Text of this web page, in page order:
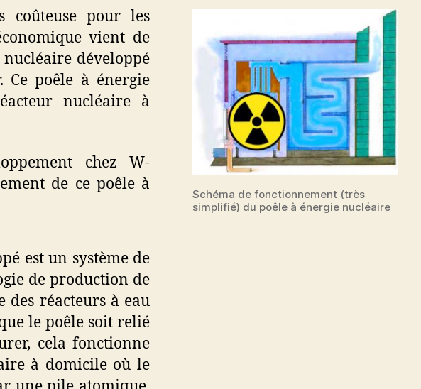
économique
Schéma de fonctionnement (très
simplifié) du poêle à énergie nucléaire
coûteuse pour les
vient de
développé
Ce poêle à énergie
nucléaire à
chez W-
de ce poêle à
est un système de
de production de
des réacteurs à eau
le poêle soit relié
cela fonctionne
à domicile où le